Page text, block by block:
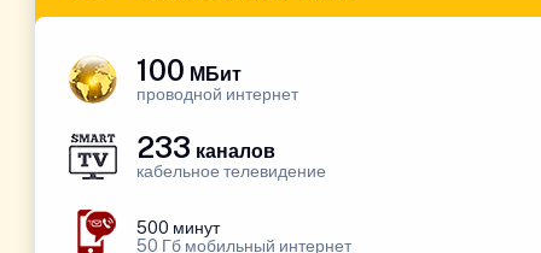
100 МБит
проводной интернет
233 каналов
кабельное телевидение
500 минут
50 Гб мобильный интернет